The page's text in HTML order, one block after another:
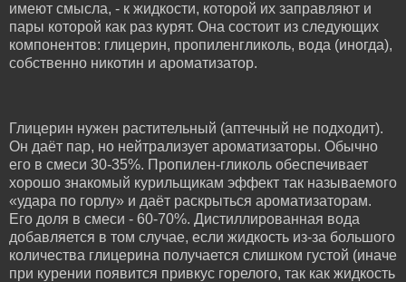
имеют смысла, - к жидкости, которой их заправляют и
пары которой как раз курят. Она состоит из следующих
компонентов: глицерин, пропиленгликоль, вода (иногда),
собственно никотин и ароматизатор.
Глицерин нужен растительный (аптечный не подходит).
Он даёт пар, но нейтрализует ароматизаторы. Обычно
его в смеси 30-35%. Пропилен-гликоль обеспечивает
хорошо знакомый курильщикам эффект так называемого
«удара по горлу» и даёт раскрыться ароматизаторам.
Его доля в смеси - 60-70%. Дистиллированная вода
добавляется в том случае, если жидкость из-за большого
количества глицерина получается слишком густой (иначе
при курении появится привкус горелого, так как жидкость